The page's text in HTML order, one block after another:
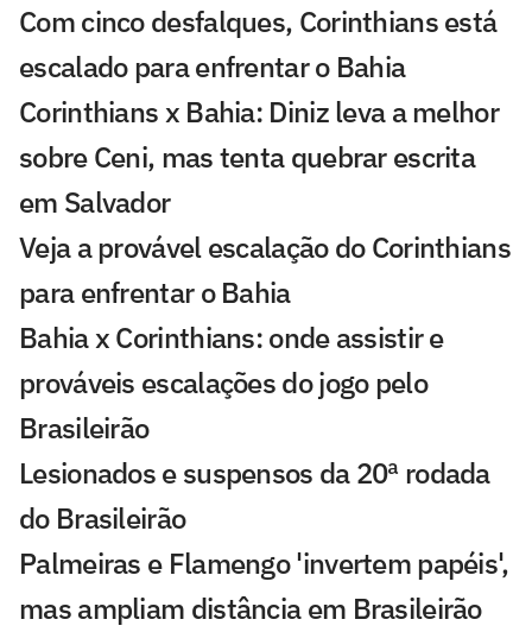
Com cinco desfalques, Corinthians está
escalado para enfrentar o Bahia
Corinthians x Bahia: Diniz leva a melhor
sobre Ceni, mas tenta quebrar escrita
em Salvador
Veja a provável escalação do Corinthians
para enfrentar o Bahia
Bahia x Corinthians: onde assistir e
prováveis escalações do jogo pelo
Brasileirão
Lesionados e suspensos da 20ª rodada
do Brasileirão
Palmeiras e Flamengo 'invertem papéis',
mas ampliam distância em Brasileirão